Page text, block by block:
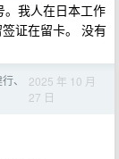
。我人在日本工作
证在留卡。 没有
、
2025 年 10 月
27 日